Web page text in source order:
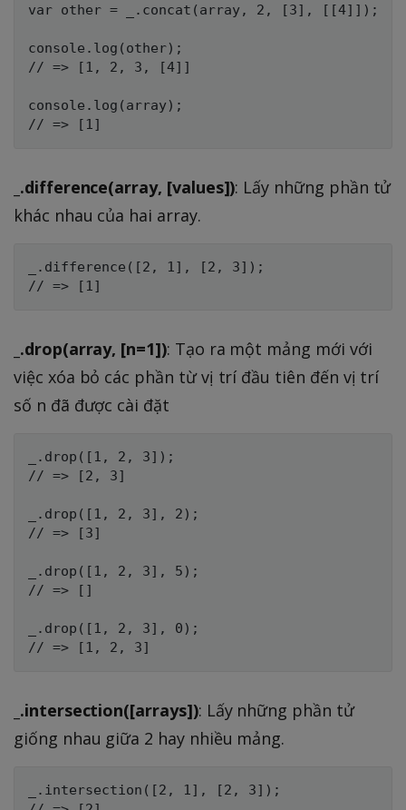
var other = _.concat(array, 2, [3], [[4]]);
console.log(other);
// => [1, 2, 3, [4]]
console.log(array);
_.difference(array, [values]): Lấy những phần tử
khác nhau của hai array.
_.difference([2, 1], [2, 3]);
_.drop(array, [n=1]): Tạo ra một mảng mới với
việc xóa bỏ các phần từ vị trí đầu tiên đến vị trí
số n đã được cài đặt
_.drop([1, 2, 3]);
// => [2, 3]
_.drop([1, 2, 3], 2);
// => [3]
_.drop([1, 2, 3], 5);
// => []
_.drop([1, 2, 3], 0);
_.intersection([arrays]): Lấy những phần tử
giống nhau giữa 2 hay nhiều mảng.
_.intersection([2, 1], [2, 3]);